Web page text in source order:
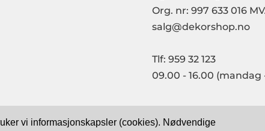
vi informasjonskapsler (cookies). Nødvendige
Org. nr: 997 633 016
salg@dekorshop.no
Tlf: 959 32 123
09.00 - 16.00 (mandag